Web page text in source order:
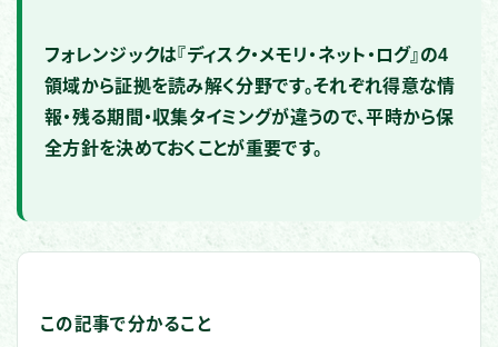
フォレンジックは『ディスク・メモリ・ネット・ログ』の4
領域から証拠を読み解く分野です。それぞれ得意な情
報・残る期間・収集タイミングが違うので、平時から保
全方針を決めておくことが重要です。
この記事で分かること